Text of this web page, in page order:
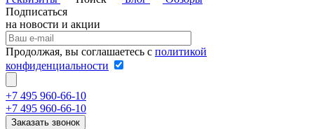
Подписаться
на новости и акции
Продолжая, вы соглашаетесь с политикой
конфиденциальности
+7 495 960-66-10
+7 495 960-66-10
Заказать звонок